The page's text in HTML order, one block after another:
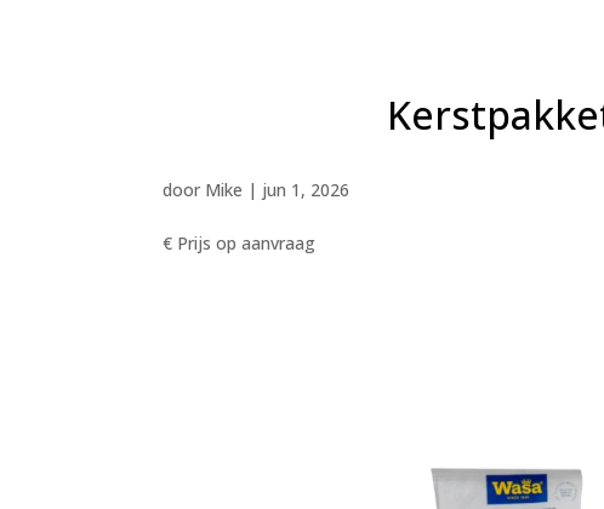
door Mike | jun 1, 2026
€ Prijs op aanvraag